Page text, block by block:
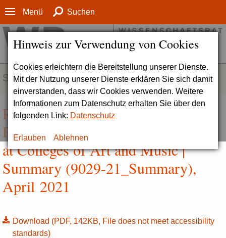
Hinweis zur Verwendung von Cookies
Cookies erleichtern die Bereitstellung unserer Dienste.
Mit der Nutzung unserer Dienste erklären Sie sich damit
einverstanden, dass wir Cookies verwenden. Weitere
Informationen zum Datenschutz erhalten Sie über den
folgenden Link: Datenschutz
Erlauben Ablehnen
Menü Suchen
SERVICE
Recommendations on the
Postgraduate Phase of Qualification
at Colleges of Art and Music |
Summary (9029-21_Summary),
April 2021
Download (PDF, 142KB, File does not meet accessibility
standards)